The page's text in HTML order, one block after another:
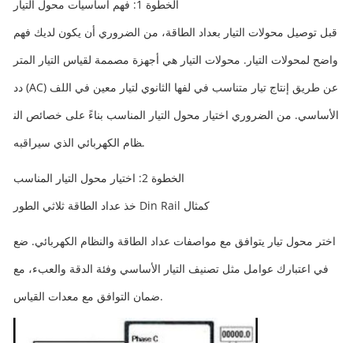
الخطوة 1: فهم أساسيات محول التيار
قبل توصيل محولات التيار بعداد الطاقة، من الضروري أن يكون لديك فهم
واضح لمحولات التيار. محولات التيار هي أجهزة مصممة لقياس التيار المتر
دد (AC) عن طريق إنتاج تيار متناسب في لفها الثانوي لتيار معين في اللف
الأساسي. من الضروري اختيار محول التيار المناسب بناءً على خصائص الن
ظام الكهربائي الذي سيراقبه.
الخطوة 2: اختيار محول التيار المناسب
خذ عداد الطاقة ثلاثي الطور Din Rail كمثال
اختر محول تيار يتوافق مع مواصفات عداد الطاقة والنظام الكهربائي. ضع
في اعتبارك عوامل مثل تصنيف التيار الأساسي وفئة الدقة والعبء، مع
ضمان التوافق مع معدات القياس.